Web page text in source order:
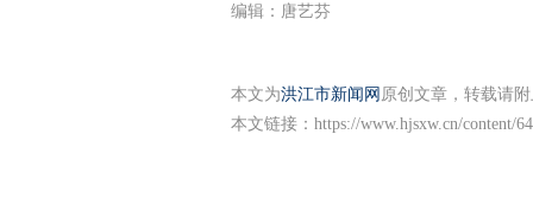
编辑：唐艺芬
本文为洪江市新闻网 原创文章，转载请
本文链接： https://www.hjsxw.cn/content/